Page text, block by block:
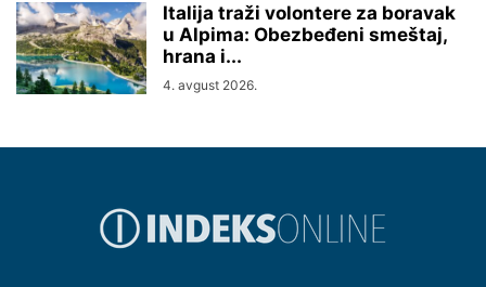
Italija traži volontere za boravak
u Alpima: Obezbeđeni smeštaj,
hrana i...
4. avgust 2026.